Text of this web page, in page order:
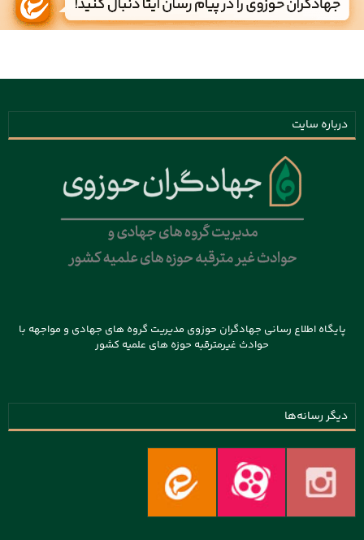
درباره سایت
پایگاه اطلاع رسانی جهادگران حوزوی مدیریت گروه های جهادی و مواجهه با
حوادث غیرمترقبه حوزه های علمیه کشور
دیگر رسانه‌ها